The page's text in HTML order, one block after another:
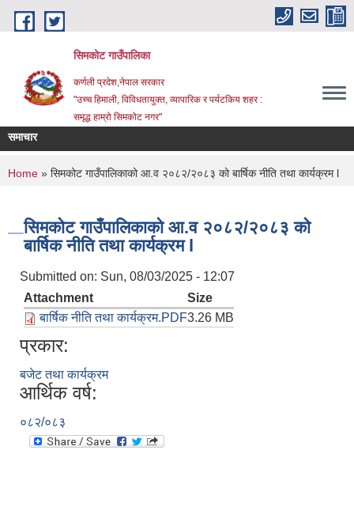
Skip to main content
सिमकोट गाउँपालिका
कर्णली प्रदेश,नेपाल सरकार
"उच्च हिमाली, विविधतायुक्त, व्यापारिक र पर्यटकिय शहर :
समृद्ध हाम्रो सिमकोट नगर"
समाचार
सम्बन्धी सूचना
You are here
Home » सिमकोट गाउँपालिकाको आ.व २०८२/२०८३ को बार्षिक नीति तथा कार्यक्रम l
सिमकोट गाउँपालिकाको आ.व २०८२/२०८३ को
बार्षिक नीति तथा कार्यक्रम l
Submitted on: Sun, 08/03/2025 - 12:07
Attachment
Size
बार्षिक नीति तथा कार्यक्रम.PDF3.26 MB
प्रकार:
बजेट तथा कार्यक्रम
आर्थिक वर्ष:
०८२/०८३